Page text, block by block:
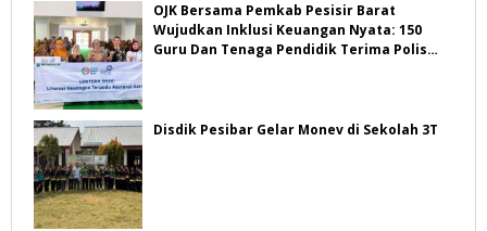
OJK Bersama Pemkab Pesisir Barat
Wujudkan Inklusi Keuangan Nyata: 150
Guru Dan Tenaga Pendidik Terima Polis
Disdik Pesibar Gelar Monev di Sekolah 3T